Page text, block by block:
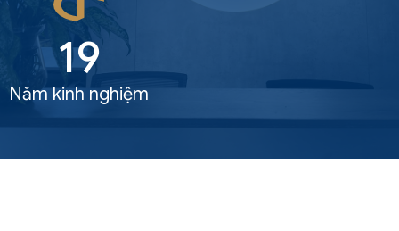
19
Năm kinh nghiệm